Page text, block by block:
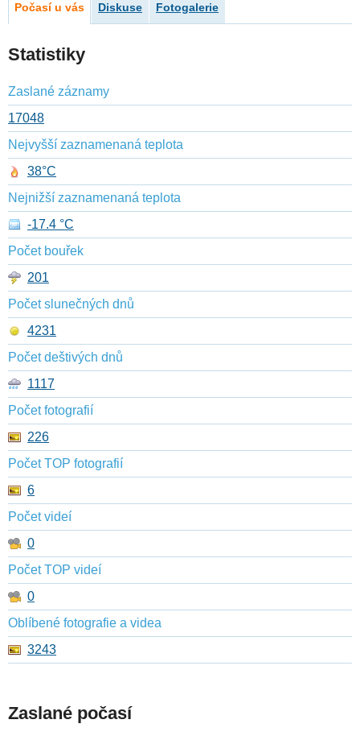
Počasí u vás Diskuse Fotogalerie
Statistiky
Zaslané záznamy
17048
Nejvyšší zaznamenaná teplota
38°C
Nejnižší zaznamenaná teplota
-17.4 °C
Počet bouřek
201
Počet slunečných dnů
4231
Počet deštivých dnů
1117
Počet fotografií
226
Počet TOP fotografií
6
Počet videí
0
Počet TOP videí
0
Oblíbené fotografie a videa
3243
Zaslané počasí